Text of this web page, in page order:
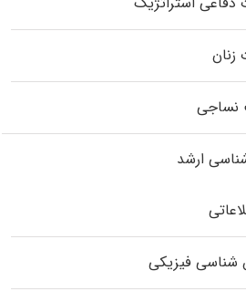
زنان
نساجی
ارشد
شناسی فیزیکی